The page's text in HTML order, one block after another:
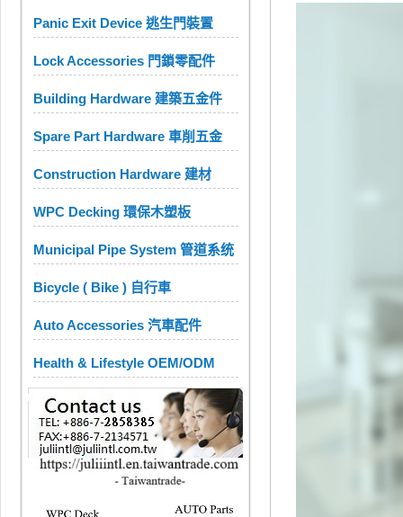
Panic Exit Device 逃生門裝置
Lock Accessories 門鎖零配件
Building Hardware 建築五金件
Spare Part Hardware 車削五金
Construction Hardware 建材
WPC Decking 環保木塑板
Municipal Pipe System 管道系统
Bicycle ( Bike ) 自行車
Auto Accessories 汽車配件
Health & Lifestyle OEM/ODM